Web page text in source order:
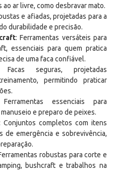
ar livre, como desbravar mato.
e afiadas, projetadas para a
durabilidade e precisão.
: Ferramentas versáteis para
essenciais para quem pratica
de uma faca confiável.
seguras, projetadas
permitindo praticar
essenciais para
e preparo de peixes.
Conjuntos completos com itens
de emergência e sobrevivência,
robustas para corte e
bushcraft e trabalhos na